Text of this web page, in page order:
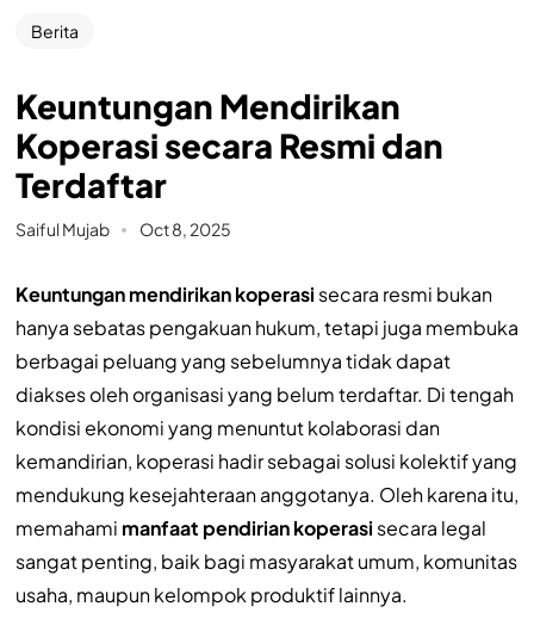
Berita
Keuntungan Mendirikan
Koperasi secara Resmi dan
Terdaftar
Saiful Mujab Oct 8, 2025
Keuntungan mendirikan koperasi secara resmi bukan
hanya sebatas pengakuan hukum, tetapi juga membuka
berbagai peluang yang sebelumnya tidak dapat
diakses oleh organisasi yang belum terdaftar. Di tengah
kondisi ekonomi yang menuntut kolaborasi dan
kemandirian, koperasi hadir sebagai solusi kolektif yang
mendukung kesejahteraan anggotanya. Oleh karena itu,
memahami manfaat pendirian koperasi secara legal
sangat penting, baik bagi masyarakat umum, komunitas
usaha, maupun kelompok produktif lainnya.